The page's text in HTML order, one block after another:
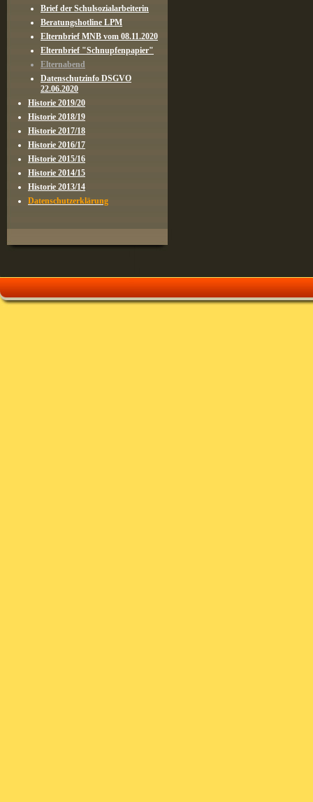
Brief der Schulsozialarbeiterin
Beratungshotline LPM
Elternbrief MNB vom 08.11.2020
Elternbrief "Schnupfenpapier"
Elternabend
Datenschutzinfo DSGVO
22.06.2020
Historie 2019/20
Historie 2018/19
Historie 2017/18
Historie 2016/17
Historie 2015/16
Historie 2014/15
Historie 2013/14
Datenschutzerklärung